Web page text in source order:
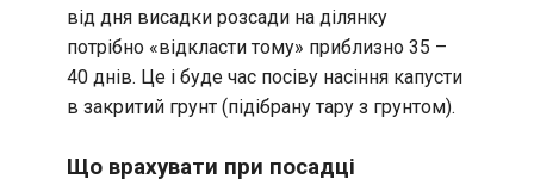
від дня висадки розсади на ділянку
потрібно «відкласти тому» приблизно 35 –
40 днів. Це і буде час посіву насіння капусти
в закритий грунт (підібрану тару з грунтом).
Що врахувати при посадці